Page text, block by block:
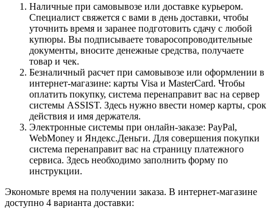
Наличные при самовывозе или доставке курьером.
Специалист свяжется с вами в день доставки, чтобы
уточнить время и заранее подготовить сдачу с любой
купюры. Вы подписываете товаросопроводительные
документы, вносите денежные средства, получаете
товар и чек.
Безналичный расчет при самовывозе или оформлении в
интернет-магазине: карты Visa и MasterCard. Чтобы
оплатить покупку, система перенаправит вас на сервер
системы ASSIST. Здесь нужно ввести номер карты, срок
действия и имя держателя.
Электронные системы при онлайн-заказе: PayPal,
WebMoney и Яндекс.Деньги. Для совершения покупки
система перенаправит вас на страницу платежного
сервиса. Здесь необходимо заполнить форму по
инструкции.
Экономьте время на получении заказа. В интернет-магазине
доступно 4 варианта доставки: